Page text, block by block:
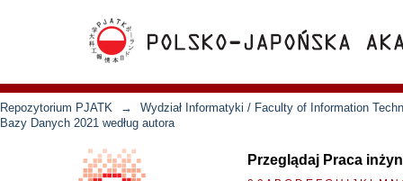
Repozytorium PJATK →
Wydział Informatyki / Faculty of Information
Bazy Danych 2021 według autora
Przeglądaj Praca